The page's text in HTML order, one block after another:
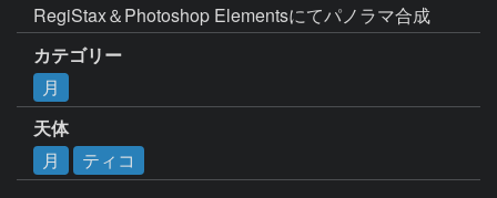
RegiStax＆Photoshop Elementsにてパノラマ合成
カテゴリー
月
天体
月
ティコ